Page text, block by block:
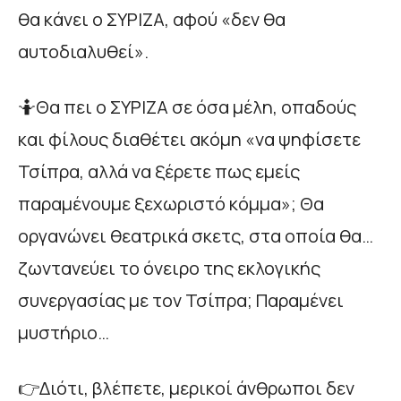
θα κάνει ο ΣΥΡΙΖΑ, αφού «δεν θα
αυτοδιαλυθεί».
🤷Θα πει ο ΣΥΡΙΖΑ σε όσα μέλη, οπαδούς
και φίλους διαθέτει ακόμη «να ψηφίσετε
Τσίπρα, αλλά να ξέρετε πως εμείς
παραμένουμε ξεχωριστό κόμμα»; Θα
οργανώνει θεατρικά σκετς, στα οποία θα…
ζωντανεύει το όνειρο της εκλογικής
συνεργασίας με τον Τσίπρα; Παραμένει
μυστήριο…
👉Διότι, βλέπετε, μερικοί άνθρωποι δεν